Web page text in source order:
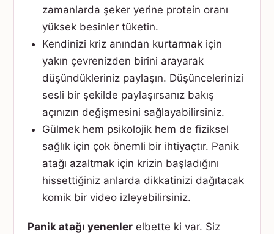
zamanlarda şeker yerine protein oranı
yüksek besinler tüketin.
Kendinizi kriz anından kurtarmak için
yakın çevrenizden birini arayarak
düşündükleriniz paylaşın. Düşüncelerinizi
sesli bir şekilde paylaşırsanız bakış
açınızın değişmesini sağlayabilirsiniz.
Gülmek hem psikolojik hem de fiziksel
sağlık için çok önemli bir ihtiyaçtır. Panik
atağı azaltmak için krizin başladığını
hissettiğiniz anlarda dikkatinizi dağıtacak
komik bir video izleyebilirsiniz.
Panik atağı yenenler elbette ki var. Siz